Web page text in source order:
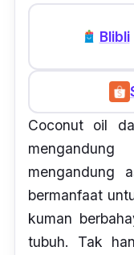
Blibli
Coconut oil
mengandung
bermanfaat
kuman
tubuh. Tak